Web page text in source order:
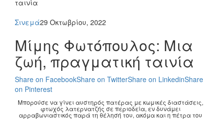
ταινία
Σινεμά29 Οκτωβρίου, 2022
Μίμης Φωτόπουλος: Μια
ζωή, πραγματική ταινία
Share on FacebookShare on TwitterShare on LinkedinShare
on Pinterest
Μπορούσε να γίνει αυστηρός πατέρας με κωμικές διαστάσεις,
φτωχός λατερνατζής σε περιοδεία, εν δυνάμει
αρραβωνιαστικός παρά τη θέλησή του, ακόμα και η πέτρα του